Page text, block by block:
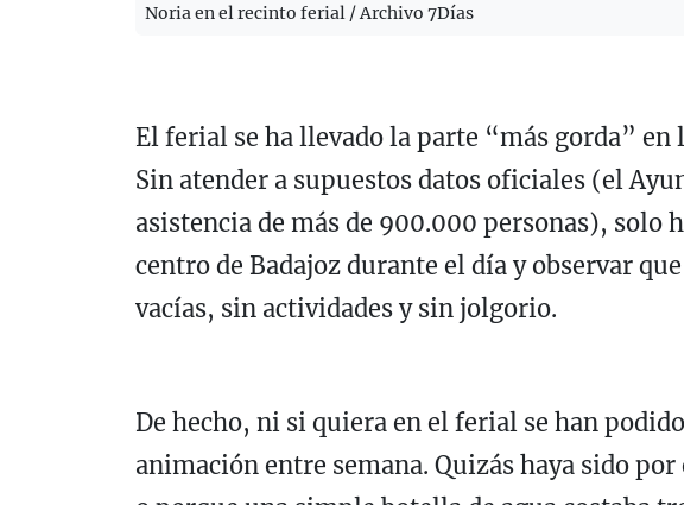
Noria en el recinto ferial / Archivo 7Días
El ferial se ha llevado la parte “más gorda” en
Sin atender a supuestos datos oficiales (el
asistencia de más de 900.000 personas), solo
centro de Badajoz durante el día y observar
vacías, sin actividades y sin jolgorio.
De hecho, ni si quiera en el ferial se han
animación entre semana. Quizás haya sido por